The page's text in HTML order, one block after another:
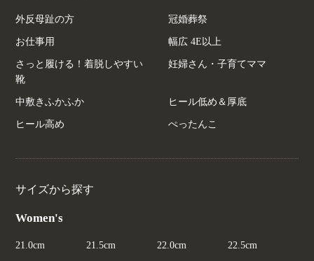
外反母趾の方 冠婚葬祭
お仕事用 幅広 4E以上
さっと履ける！着脱しやすい
靴
妊婦さん・子育てママ
中敷きふかふか ヒール低め＆厚底
ヒール高め ぺったんこ
サイズから探す
Women's
21.0cm 21.5cm 22.0cm 22.5cm